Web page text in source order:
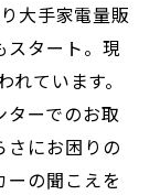
大手家電量販
スタート。現
ています。
ターでのお取
さにお困りの
の聞こえを